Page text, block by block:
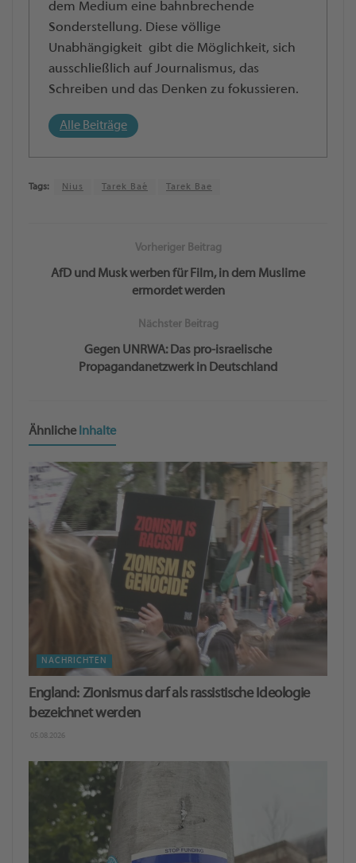
dem Medium eine bahnbrechende
Sonderstellung. Diese völlige
Unabhängigkeit gibt die Möglichkeit, sich
ausschließlich auf Journalismus, das
Schreiben und das Denken zu fokussieren.
Alle Beiträge
Tags: Nius Tarek Baé Tarek Bae
Vorheriger Beitrag
AfD und Musk werben für Film, in dem Muslime
ermordet werden
Nächster Beitrag
Gegen UNRWA: Das pro-israelische
Propagandanetzwerk in Deutschland
Ähnliche Inhalte
NACHRICHTEN
England: Zionismus darf als rassistische Ideologie
bezeichnet werden
05.08.2026